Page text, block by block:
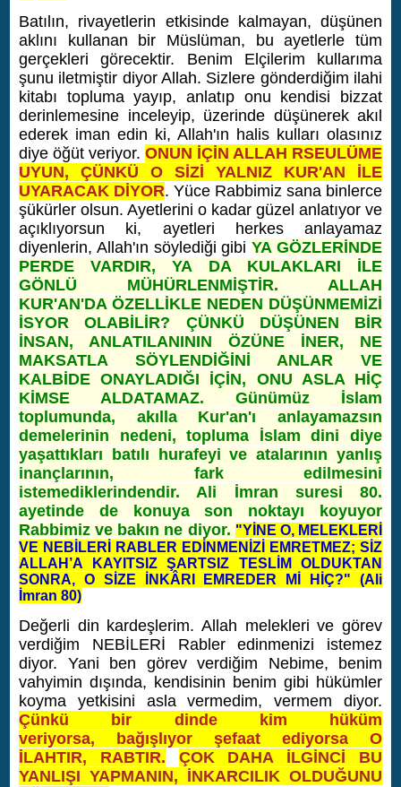
Batılın, rivayetlerin etkisinde kalmayan, düşünen
aklını kullanan bir Müslüman, bu ayetlerle tüm
gerçekleri görecektir. Benim Elçilerim kullarıma
şunu iletmiştir diyor Allah. Sizlere gönderdiğim ilahi
kitabı topluma yayıp, anlatıp onu kendisi bizzat
derinlemesine inceleyip, üzerinde düşünerek akıl
ederek iman edin ki, Allah'ın halis kulları olasınız
diye öğüt veriyor. ONUN İÇİN ALLAH RSEULÜME
UYUN, ÇÜNKÜ O SİZİ YALNIZ KUR'AN İLE
UYARACAK DİYOR. Yüce Rabbimiz sana binlerce
şükürler olsun. Ayetlerini o kadar güzel anlatıyor ve
açıklıyorsun ki, ayetleri herkes anlayamaz
diyenlerin, Allah'ın söylediği gibiYA GÖZLERİNDE
PERDE VARDIR, YA DA KULAKLARI İLE
GÖNLÜ MÜHÜRLENMİŞTİR. ALLAH
KUR'AN'DA ÖZELLİKLE NEDEN DÜŞÜNMEMİZİ
İSYOR OLABİLİR? ÇÜNKÜ DÜŞÜNEN BİR
İNSAN, ANLATILANININ ÖZÜNE İNER, NE
MAKSATLA SÖYLENDİĞİNİ ANLAR VE
KALBİDE ONAYLADIĞI İÇİN, ONU ASLA HİÇ
KİMSE ALDATAMAZ. Günümüz İslam
toplumunda, akılla Kur'an'ı anlayamazsın
demelerinin nedeni, topluma İslam dini diye
yaşattıkları batılı hurafeyi ve atalarının yanlış
inançlarının, fark edilmesini
istemediklerindendir. Ali İmran suresi 80.
ayetinde de konuya son noktayı koyuyor
Rabbimiz ve bakın ne diyor. "YİNE O, MELEKLERİ
VE NEBİLERİ RABLER EDİNMENİZİ EMRETMEZ; SİZ
ALLAH’A KAYITSIZ ŞARTSIZ TESLİM OLDUKTAN
SONRA, O SİZE İNKÂRI EMREDER Mİ HİÇ?" (Ali
İmran 80)
Değerli din kardeşlerim. Allah melekleri ve görev
verdiğim NEBİLERİ Rabler edinmenizi istemez
diyor. Yani ben görev verdiğim Nebime, benim
vahyimin dışında, kendisinin benim gibi hükümler
koyma yetkisini asla vermedim, vermem diyor.
Çünkü bir dinde kim hüküm
veriyorsa, bağışlıyor şefaat ediyorsa O
İLAHTIR, RABTIR.
ÇOK DAHA İLGİNCİ BU
YANLIŞI YAPMANIN, İNKARCILIK OLDUĞUNU